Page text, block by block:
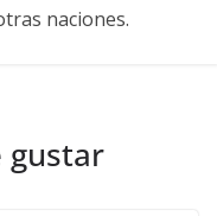
naciones.
gustar